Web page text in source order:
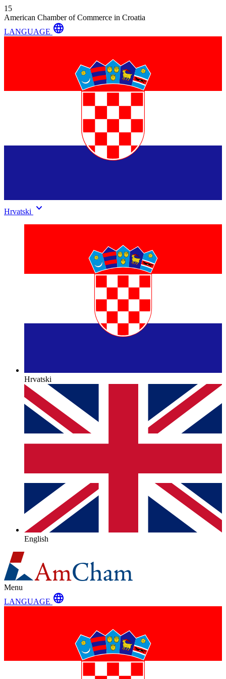
15
American Chamber of Commerce in Croatia
LANGUAGE language
Hrvatski keyboard_arrow_down
Hrvatski
English
Menu
LANGUAGE language